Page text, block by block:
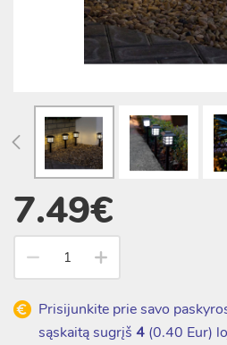
7.49€
Prisijunkite prie savo
sąskaitą sugrįš 4 (0.40 Eur)